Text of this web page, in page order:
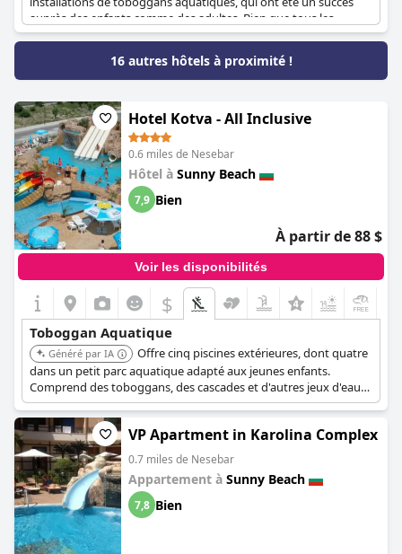
auprès des enfants comme des adultes. Bien que tous les
toboggans n'aient pas été opérationnels en même temps, le
endroit formidable pour les enfants et de nombreuses familles
ont apprécié de patauger ensemble dans les piscines. Certains
clients ont rapporté que les toboggans aquatiques étaient
encore plus amusants qu'ils n'y paraissaient en photos ! Bien
que quelques commentaires négatifs aient été formulés
concernant les escaliers menant aux toboggans et les horaires
d'ouverture des toboggans, dans l'ensemble, le parc aquatique
a été un point fort du complexe pour de nombreux clients.
16 autres hôtels à proximité !
Hotel Kotva - All Inclusive
0.6 miles de Nesebar
Hôtel à Sunny Beach
7,9 Bien
À partir de 88 $
Voir les disponibilités
$
Toboggan Aquatique
Généré par IA
Offre cinq piscines extérieures, dont quatre
dans un petit parc aquatique adapté aux jeunes enfants.
Comprend des toboggans, des cascades et d'autres jeux d'eau
non extrêmes. Situé à Sunny Beach, offrant un accès facile à la
plage et à d'autres commodités.
VP Apartment in Karolina Complex
0.7 miles de Nesebar
Appartement à Sunny Beach
7,8 Bien